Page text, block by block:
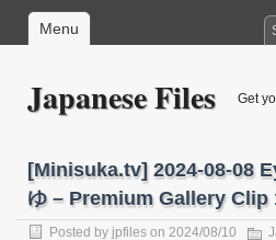
Menu
Japanese Files Get
[Minisuka.tv] 2024-08-08
ゆ – Premium Gallery Clip
Posted by jpfiles on 2024/08/10